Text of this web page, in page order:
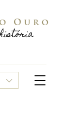
Ouro